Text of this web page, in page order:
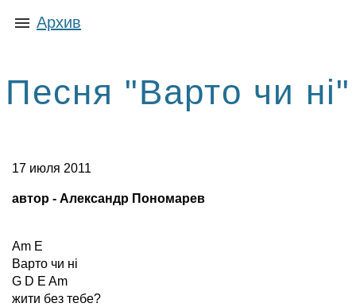
Архив
Песня "Варто чи ні"
17 июля 2011
автор - Александр Пономарев
Am E
Варто чи ні
G D E Am
жити без тебе?